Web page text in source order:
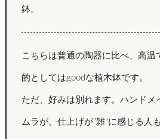
鉢。
こちらは普通の陶器に比べ、高温
的としてはgoodな植木鉢です。
ただ、好みは別れます。ハンドメ
ムラが。仕上げが"雑"に感じる人